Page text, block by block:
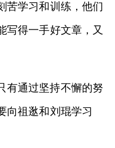
苦学习和训练，他们
写得一手好文章，又
有通过坚持不懈的努
向祖逖和刘琨学习